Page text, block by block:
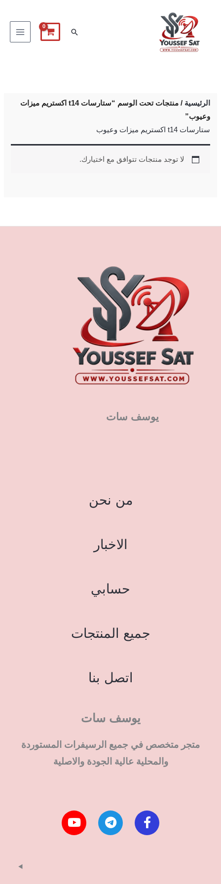
البحث
الرئيسية
/ منتجات تحت الوسم “ستارسات t14 اكستريم ميزات
وعيوب”
ستارسات t14 اكستريم ميزات وعيوب
لا توجد منتجات تتوافق مع اختيارك.
يوسف سات
من نحن
الاخبار
حسابي
جميع المنتجات
اتصل بنا
يوسف سات
متجر متخصص في جميع الرسيفرات المستوردة
والمحلية عالية الجودة والاصلية